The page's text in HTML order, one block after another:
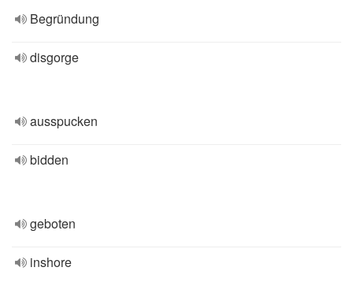
Begründung
disgorge
ausspucken
bidden
geboten
inshore